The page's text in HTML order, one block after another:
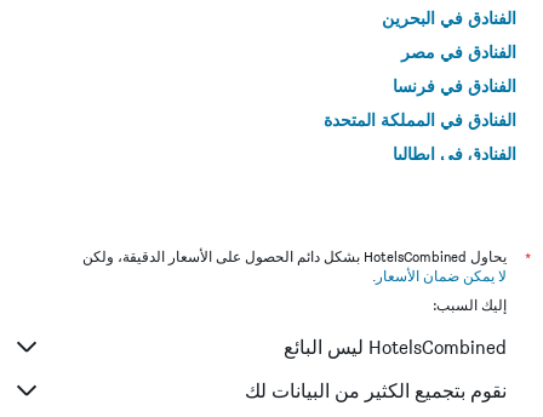
الفنادق في البحرين
الفنادق في مصر
الفنادق في فرنسا
الفنادق في المملكة المتحدة
الفنادق في إيطاليا
*
يحاول HotelsCombined بشكل دائم الحصول على الأسعار الدقيقة، ولكن
لا يمكن ضمان الأسعار .
إليك السبب:
HotelsCombined ليس البائع
نقوم بتجميع الكثير من البيانات لك